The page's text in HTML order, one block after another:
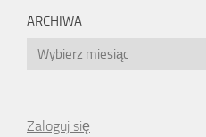
ARCHIWA
Archiwa
Zaloguj się